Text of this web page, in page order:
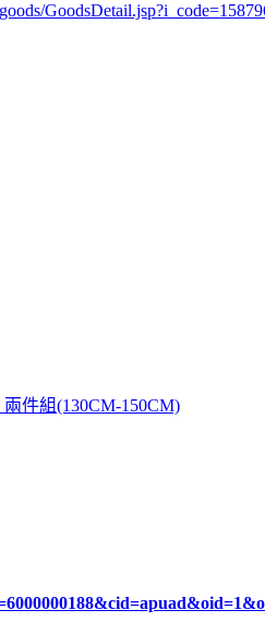
件組(130CM-150CM)